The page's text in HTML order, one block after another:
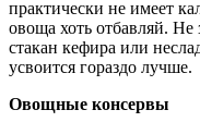
практически не имеет
овоща хоть отбавляй. Не
стакан кефира или
усвоится гораздо лучше.
Овощные консервы